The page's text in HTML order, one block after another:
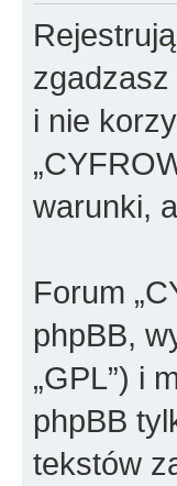
i nie
warunki,
Forum
phpBB,
„GPL”) i
phpBB
tekstów